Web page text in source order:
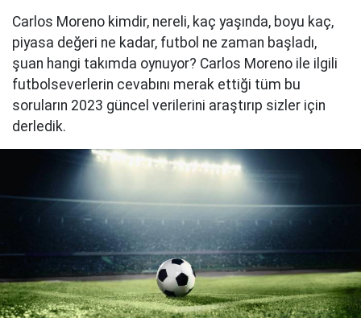
Carlos Moreno kimdir, nereli, kaç yaşında, boyu kaç,
piyasa değeri ne kadar, futbol ne zaman başladı,
şuan hangi takımda oynuyor? Carlos Moreno ile ilgili
futbolseverlerin cevabını merak ettiği tüm bu
soruların 2023 güncel verilerini araştırıp sizler için
derledik.